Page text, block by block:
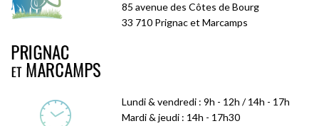
85 avenue des Côtes de Bourg
33 710 Prignac et Marcamps
Lundi & vendredi : 9h - 12h / 14h - 17h
Mardi & jeudi : 14h - 17h30